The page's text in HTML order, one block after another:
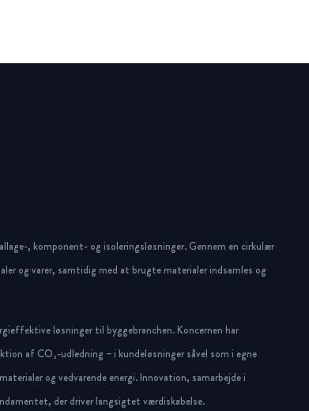
, komponent- og isoleringsløsninger. Gennem en cirkulær
og varer, samtidig med at brugte materialer indsamles og
løsninger til byggebranchen. Koncernen har
af CO₂-udledning – i kundeløsninger såvel som i egne
og vedvarende energi. Innovation, samarbejde i
der driver langsigtet værdiskabelse.